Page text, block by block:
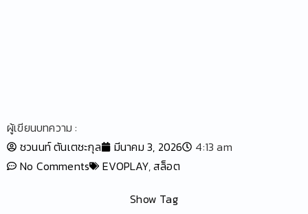
ผู้เขียนบทความ :
ชวนนท์ ตันเตชะกุล
มีนาคม 3, 2026
4:13 am
No Comments
EVOPLAY,สล็อต
Show Tag